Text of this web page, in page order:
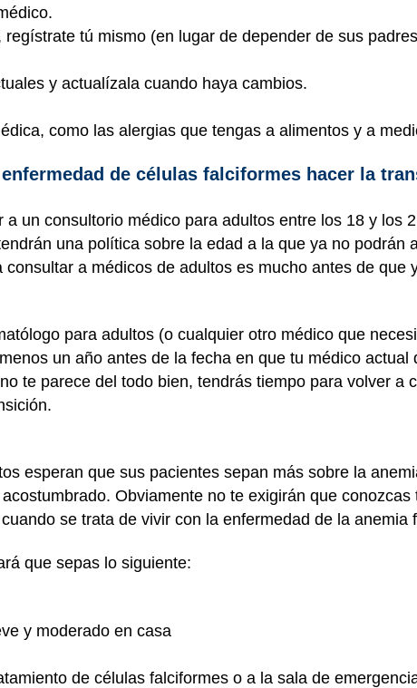
tú mismo (en lugar de depender de sus
y actualízala cuando haya cambios.
como las alergias que tengas a alimentos y a
de células falciformes hacer la
un consultorio médico para adultos entre los 18 y los
una política sobre la edad a la que ya no podrán
a médicos de adultos es mucho antes de que
para adultos (o cualquier otro médico que
un año antes de la fecha en que tu médico actual
te parece del todo bien, tendrás tiempo para volver a
esperan que sus pacientes sepan más sobre la
Obviamente no te exigirán que conozcas
se trata de vivir con la enfermedad de la anemia
que sepas lo siguiente:
y moderado en casa
de células falciformes o a la sala de